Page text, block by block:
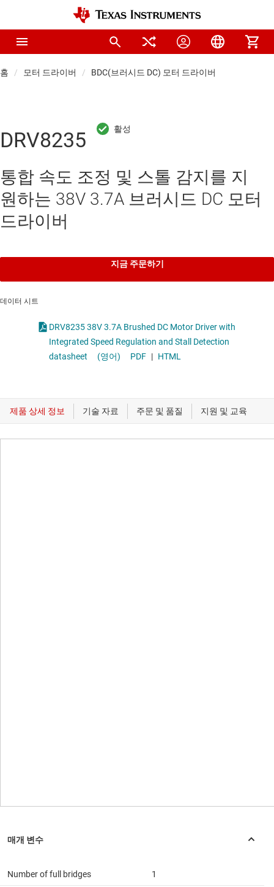
홈 모터 드라이버 BDC(브러시드 DC) 모터 드라이버
DRV8235
통합 속도 조정 및 스톨 감지를 지
원하는 38V 3.7A 브러시드 DC 모터
드라이버
지금 주문하기
데이터 시트
DRV8235 38V 3.7A Brushed DC Motor Driver with
Integrated Speed Regulation and Stall Detection
datasheet
(영어) PDF | HTML
Number of full bridges 1